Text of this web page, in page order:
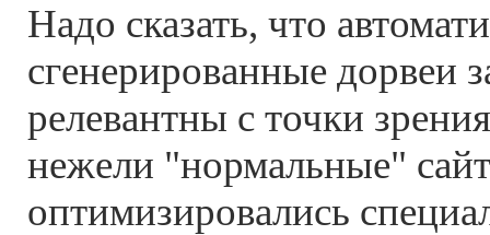
Надо сказать, что
сгенерированные дорвеи
релевантны с точки
нежели "нормальные"
оптимизировались